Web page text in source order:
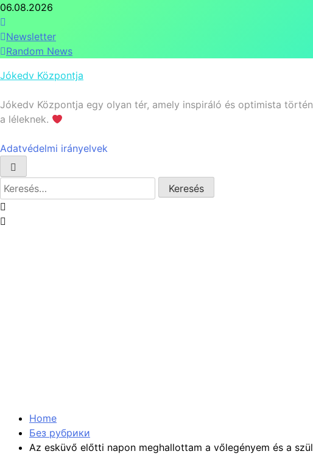
Skip
to
content
06.08.2026
Newsletter
Random News
Jókedv Központja
Jókedv Központja egy olyan tér, amely inspiráló és optimista
a léleknek.
Adatvédelmi irányelvek
Keresés:
Home
Без рубрики
Az esküvő előtti napon meghallottam a vőlegényem és a